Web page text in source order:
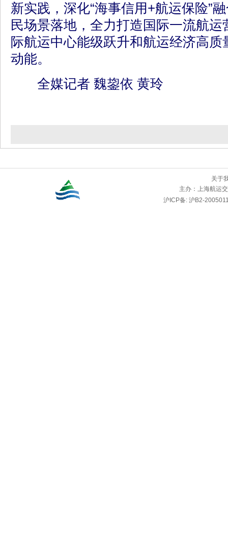
新实践，深化“海事信用+航运保险”
民场景落地，全力打造国际一流航
际航运中心能级跃升和航运经济高
动能。
全媒记者 魏鋆依 黄玲
关于
主办： 上海航运
沪ICP备: 沪B2-